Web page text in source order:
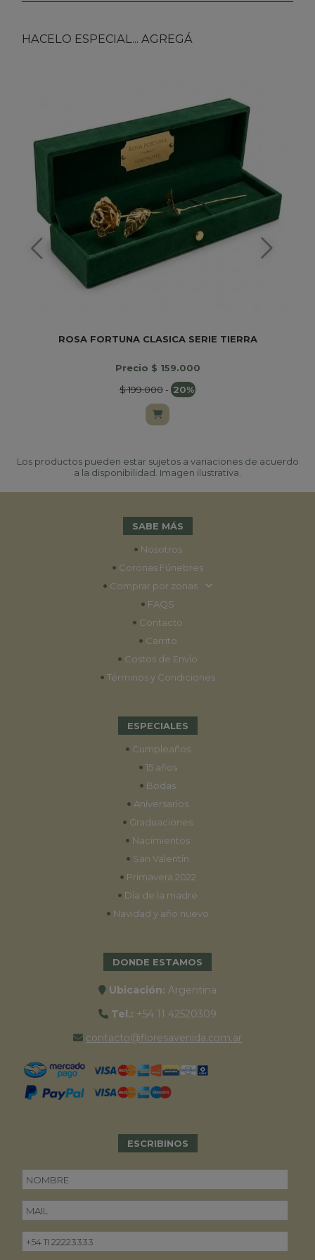
HACELO ESPECIAL... AGREGÁ
ROSA FORTUNA CLASICA SERIE TIERRA
Precio $ 159.000
$ 199.000- 20%
Los productos pueden estar sujetos a variaciones de acuerdo
a la disponibilidad. Imagen ilustrativa.
SABE MÁS
• Nosotros
• Coronas Fúnebres
• Comprar por zonas
• FAQS
• Contacto
• Carrito
• Costos de Envío
• Términos y Condiciones
ESPECIALES
• Cumpleaños
• 15 años
• Bodas
• Aniversarios
• Graduaciones
• Nacimientos
• San Valentín
• Primavera 2022
• Día de la madre
• Navidad y año nuevo
DONDE ESTAMOS
Ubicación: Argentina
Tel.: +54 11 42520309
contacto@floresavenida.com.ar
ESCRIBINOS